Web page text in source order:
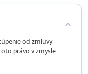
od zmluvy
právo v zmysle